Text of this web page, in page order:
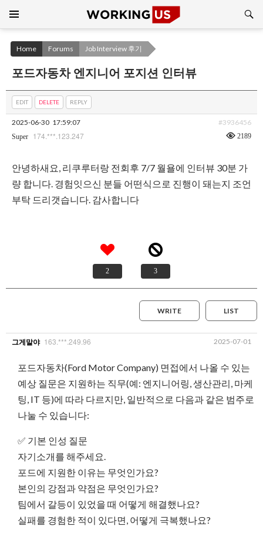
CONTENT
Home Forums Job Interview 후기
포드자동차 엔지니어 포지션 인터뷰
EDIT DELETE REPLY
2025-06-30 17:59:07 #3936456
Super 174.***.123.247 2189
안녕하새요, 리쿠루터랑 전회후 7/7 월욜에 인터뷰 30분 가
량 합니다. 경험잇으신 분들 어떤식으로 진행이 돼는지 조언
부탁 드리갯습니다. 감사합니다
2 3
LIST
WRITE
그게말야 163.***.249.96 2025-07-01
포드자동차(Ford Motor Company) 면접에서 나올 수 있는
예상 질문은 지원하는 직무(예: 엔지니어링, 생산관리, 마케
팅, IT 등)에 따라 다르지만, 일반적으로 다음과 같은 범주로
나눌 수 있습니다:
✅ 기본 인성 질문
자기소개를 해주세요.
포드에 지원한 이유는 무엇인가요?
본인의 강점과 약점은 무엇인가요?
팀에서 갈등이 있었을 때 어떻게 해결했나요?
실패를 경험한 적이 있다면, 어떻게 극복했나요?